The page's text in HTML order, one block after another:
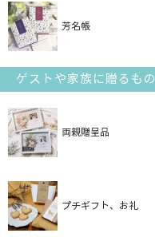
芳名帳
ゲストや家族に贈るもの
両親贈呈品
プチギフト、お礼